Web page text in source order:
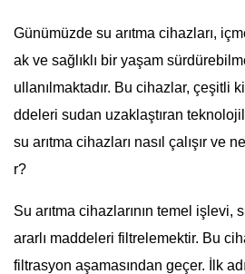
Günümüzde su arıtma cihazları,
ak ve sağlıklı bir yaşam
ullanılmaktadır. Bu cihazlar, çeşitli
ddeleri sudan uzaklaştıran
su arıtma cihazları nasıl çalışır ve
r?
Su arıtma cihazlarının temel işlevi,
ararlı maddeleri filtrelemektir. Bu
filtrasyon aşamasından geçer. İlk